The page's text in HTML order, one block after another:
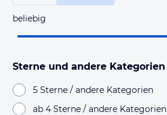
beliebig
Sterne und andere Kategorien
5 Sterne / andere Kategorien
ab 4 Sterne / andere Kategorien